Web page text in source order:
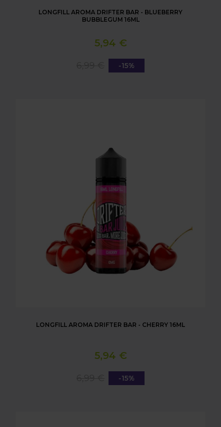
LONGFILL AROMA DRIFTER BAR - BLUEBERRY
BUBBLEGUM 16ML
5,94 €
-15%
LONGFILL AROMA DRIFTER BAR - CHERRY 16ML
5,94 €
-15%